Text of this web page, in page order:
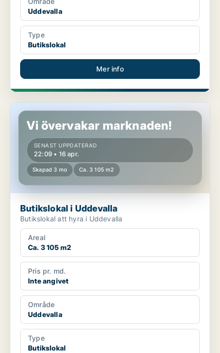
Uddevalla
Type
Butikslokal
Mer info
Butikslokal i Uddevalla
Vi övervakar marknaden!
SENAST UPPDATERAD
22:09 • 16 apr.
Skapad 3 mo Ca. 3 105 m2
Butikslokal i Uddevalla
Butikslokal att hyra i Uddevalla
Areal
Ca. 3 105 m2
Pris pr. md.
Inte angivet
Område
Uddevalla
Type
Butikslokal